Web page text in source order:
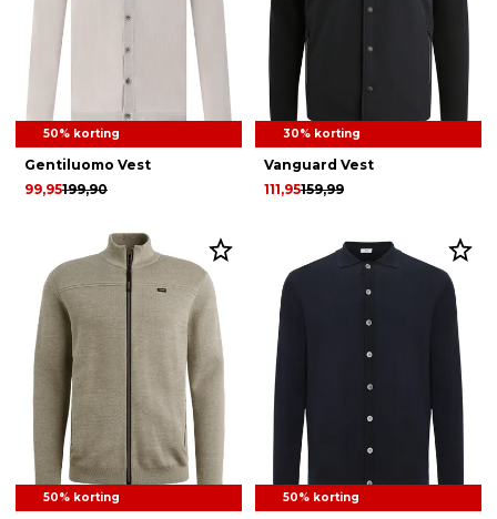
50% korting
Gentiluomo Vest
199,90
99,95
30% korting
Vanguard Vest
159,99
111,95
50% korting 50% korting